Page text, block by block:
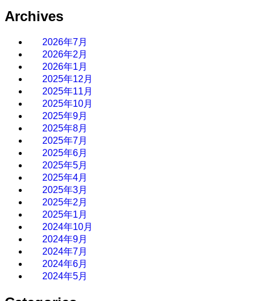
Archives
2026年7月
2026年2月
2026年1月
2025年12月
2025年11月
2025年10月
2025年9月
2025年8月
2025年7月
2025年6月
2025年5月
2025年4月
2025年3月
2025年2月
2025年1月
2024年10月
2024年9月
2024年7月
2024年6月
2024年5月